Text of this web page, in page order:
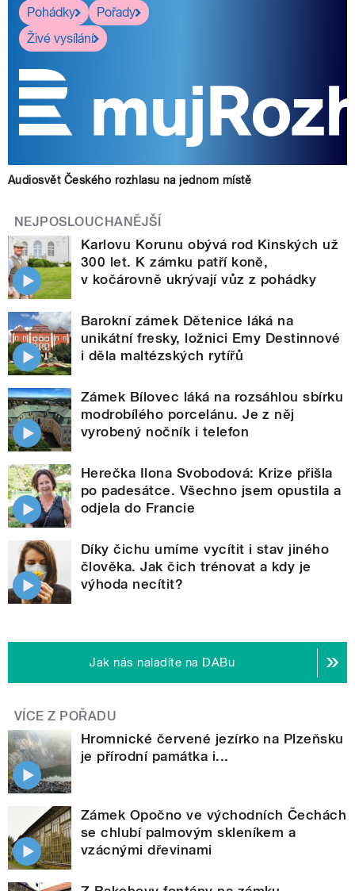
Pohádky
Pořady
Živé vysílání
Audiosvět Českého rozhlasu na jednom místě
NEJPOSLOUCHANĚJŠÍ
Karlovu Korunu obývá rod Kinských už
300 let. K zámku patří koně,
v kočárovně ukrývají vůz z pohádky
Barokní zámek Dětenice láká na
unikátní fresky, ložnici Emy Destinnové
i děla maltézských rytířů
Zámek Bílovec láká na rozsáhlou sbírku
modrobílého porcelánu. Je z něj
vyrobený nočník i telefon
Herečka Ilona Svobodová: Krize přišla
po padesátce. Všechno jsem opustila a
odjela do Francie
Díky čichu umíme vycítit i stav jiného
člověka. Jak čich trénovat a kdy je
výhoda necítit?
Jak nás naladíte na DABu
VÍCE Z POŘADU
Hromnické červené jezírko na Plzeňsku
je přírodní památka i...
Zámek Opočno ve východních Čechách
se chlubí palmovým skleníkem a
vzácnými dřevinami